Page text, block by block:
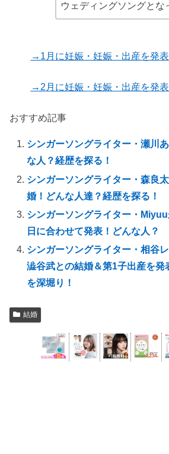
ウェディングソングとな
→1月に妊娠・妊娠・出産を発
→2月に妊娠・妊娠・出産を発
おすすめ記事
シンガーソングライター・瀬川
な人？経歴を探る！
シンガーソングライター・森良
婚！どんな人達？経歴を探る！
シンガーソングライター・
日に合わせて発表！どんな人？
シンガーソングライター・相谷
澁谷武との結婚＆第1子出産を発
を深堀り！
結婚